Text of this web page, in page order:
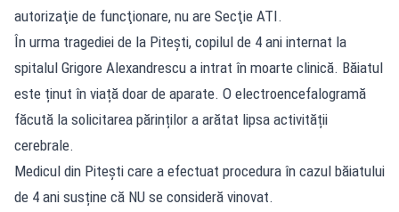
autorizaţie de funcţionare, nu are Secţie ATI.
În urma tragediei de la Pitești, copilul de 4 ani internat la
spitalul Grigore Alexandrescu a intrat în moarte clinică. Băiatul
este ținut în viață doar de aparate. O electroencefalogramă
făcută la solicitarea părinților a arătat lipsa activității
cerebrale.
Medicul din Pitești care a efectuat procedura în cazul băiatului
de 4 ani susține că NU se consideră vinovat.